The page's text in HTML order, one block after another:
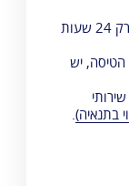
חברת שירותי הקרקע זמינה לשירות לנוסע רק 24 שעות
שעות לפני הטיסה, יש
בתנאיה).